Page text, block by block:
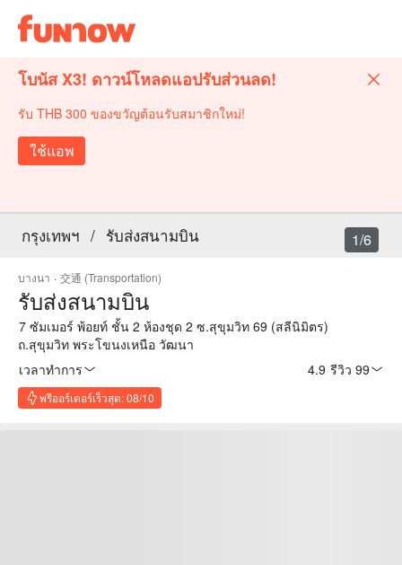
โบนัส X3! ดาวน์โหลดแอปรับส่วนลด!
รับ THB 300 ของขวัญต้อนรับสมาชิกใหม่!
ใช้แอพ
กรุงเทพฯ / รับส่งสนามบิน
บางนา · 交通 (Transportation)
รับส่งสนามบิน
7 ซัมเมอร์ พ้อยท์ ชั้น 2 ห้องชุด 2 ซ.สุขุมวิท 69 (สลีนิมิตร)
ถ.สุขุมวิท พระโขนงเหนือ วัฒนา
เวลาทำการ
4.9 รีวิว 99
พรีออร์เดอร์เร็วสุด: 08/10
1/6